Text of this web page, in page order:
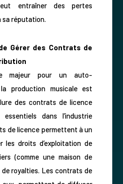
entraîner des pertes
sa réputation.
Gérer des Contrats de
majeur pour un auto-
production musicale est
des contrats de licence
dans l’industrie
de licence permettent à un
les droits d’exploitation de
(comme une maison de
de royalties. Les contrats de